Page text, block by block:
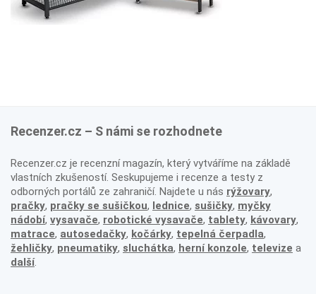
Recenzer.cz – S námi se rozhodnete
Recenzer.cz je recenzní magazín, který vytváříme na základě
vlastních zkušeností. Seskupujeme i recenze a testy z
odborných portálů ze zahraničí. Najdete u nás rýžovary,
pračky, pračky se sušičkou, lednice, sušičky, myčky
nádobí, vysavače, robotické vysavače, tablety, kávovary,
matrace, autosedačky, kočárky, tepelná čerpadla,
žehličky, pneumatiky, sluchátka, herní konzole, televize a
další.